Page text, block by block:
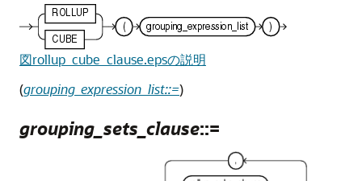
図rollup_cube_clause.epsの説明
(grouping_expression_list::=)
grouping_sets_clause::=